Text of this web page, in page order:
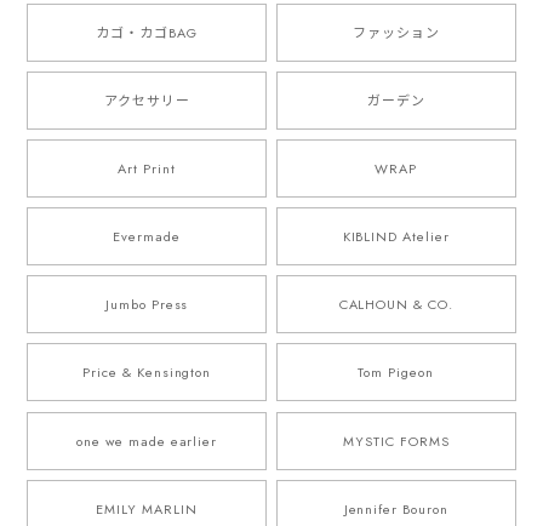
カゴ・カゴBAG ファッション
アクセサリー ガーデン
Art Print WRAP
Evermade KIBLIND Atelier
Jumbo Press CALHOUN & CO.
Price & Kensington Tom Pigeon
one we made earlier MYSTIC FORMS
EMILY MARLIN Jennifer Bouron